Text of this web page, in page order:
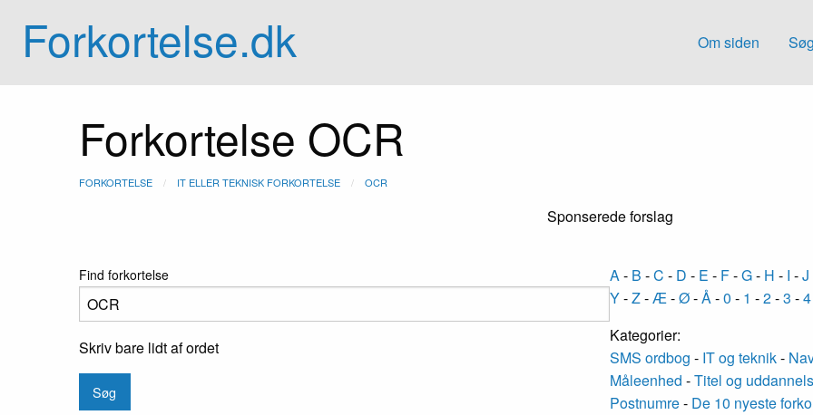
Forkortelse.dk Om siden
Forkortelse OCR
FORKORTELSE IT ELLER TEKNISK FORKORTELSE OCR
Sponserede forslag
Find forkortelse
Skriv bare lidt af ordet
A- B -C - D - E - F-G- H - I -J
Y-Z-Æ-Ø-Å-0 - 1 -2-3 -4
Kategorier:
SMS ordbog - IT og teknik-
Måleenhed -Titel og
Postnumre- De 10 nyeste